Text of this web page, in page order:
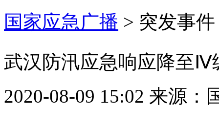
国家应急广播 > 突发事件
武汉防汛应急响应降至Ⅳ
2020-08-09 15:02 来源：